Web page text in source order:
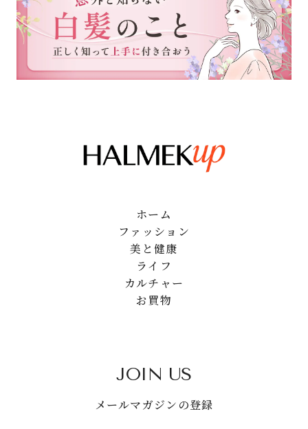
ホーム
ファッション
美と健康
ライフ
カルチャー
お買物
JOIN US
メールマガジンの登録